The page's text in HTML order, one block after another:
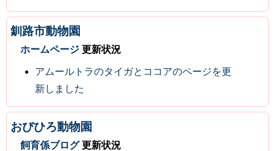
釧路市動物園
ホームページ 更新状況
アムールトラのタイガとココアのページを更
新しました
おびひろ動物園
飼育係ブログ更新状況